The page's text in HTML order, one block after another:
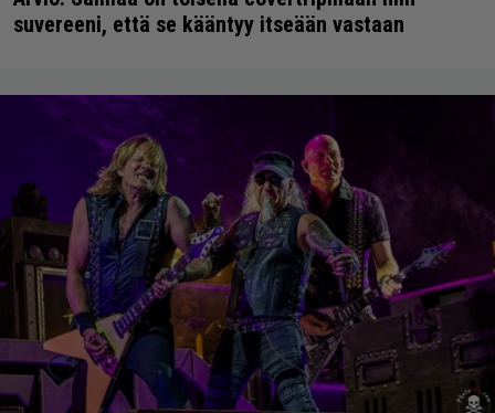
suvereeni, että se kääntyy itseään vastaan